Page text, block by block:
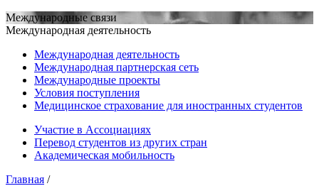
Международные связи
Международная деятельность
Международная деятельность
Международная партнерская сеть
Международные проекты
Условия поступления
Медицинское страхование для иностранных студентов
Участие в Ассоциациях
Перевод студентов из других стран
Академическая мобильность
Главная /